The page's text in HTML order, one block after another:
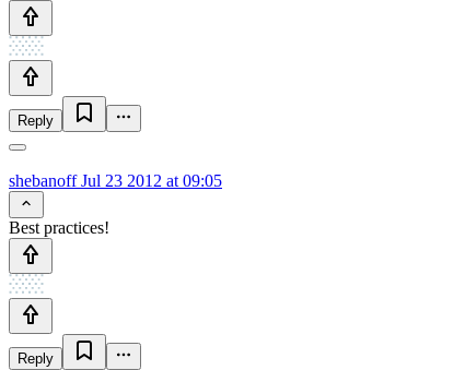
Reply
shebanoffJul 23 2012 at 09:05
Best practices!
Reply